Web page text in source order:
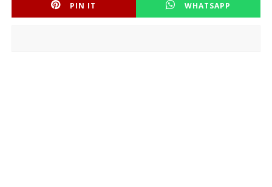
PIN IT WHATSAPP